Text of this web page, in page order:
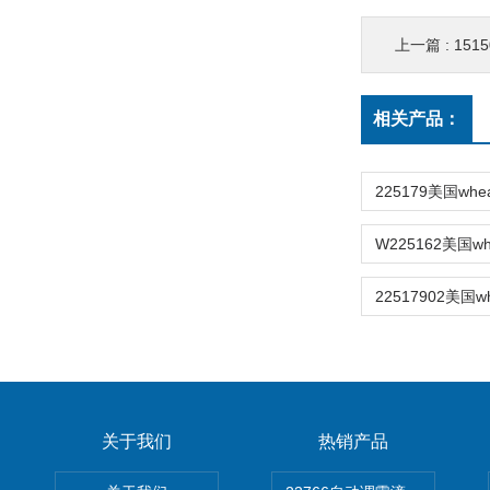
上一篇 :
相关产品：
关于我们 热销产品